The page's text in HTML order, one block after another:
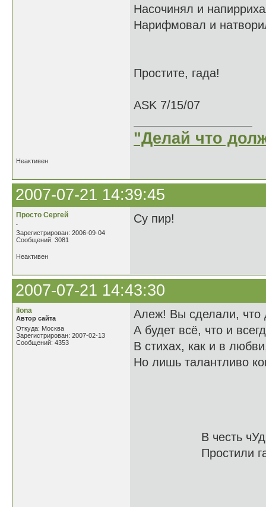
Насочинял и
Нарифмовал и
Простите, гада!
ASK 7/15/07
"Делай что
Неактивен
2007-07-21 14:39:45
Просто Сергей
.
Зарегистрирован: 2006-09-04
Сообщений: 3081
Су пир!
Неактивен
2007-07-21 14:43:30
ilona
Автор сайта
Откуда: Москва
Зарегистрирован: 2007-02-13
Сообщений: 4353
Алеж! Вы сделали,
А будет всё, что и
В стихах, как и в
Но лишь талантливо
В честь
Простили